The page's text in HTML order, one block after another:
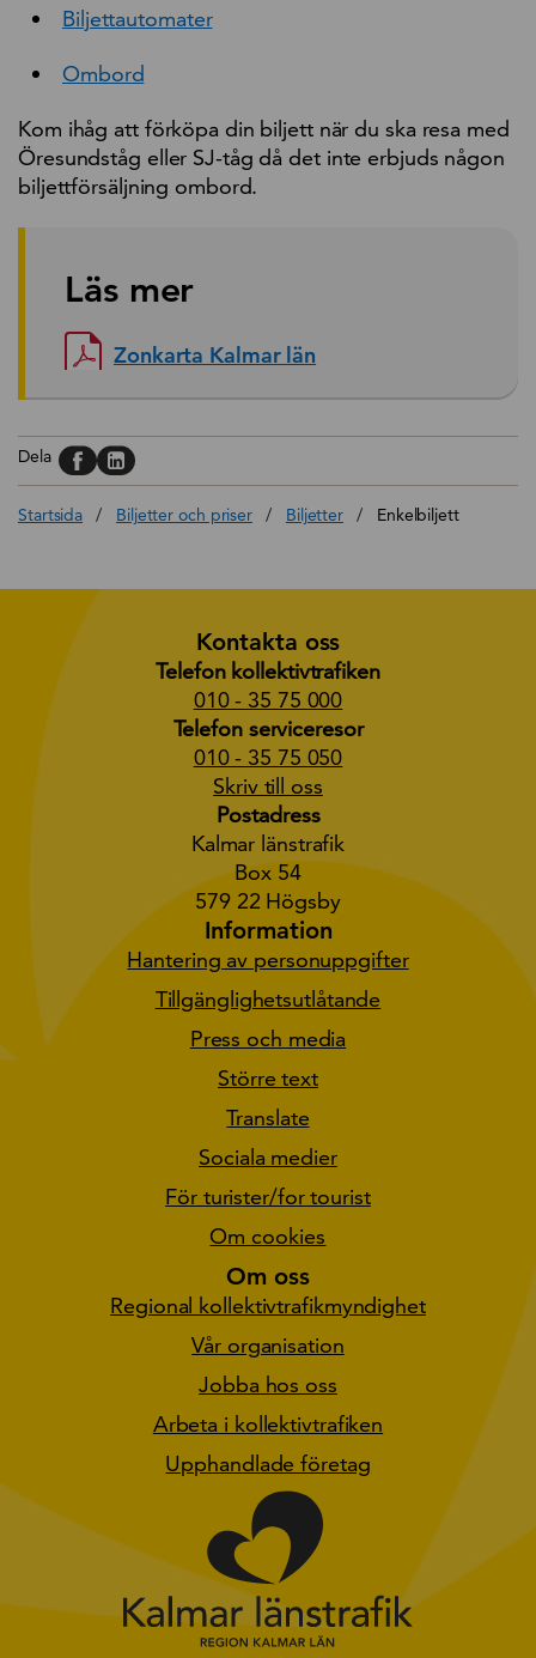
Biljettautomater
Ombord
Kom ihåg att förköpa din biljett när du ska resa med
Öresundståg eller SJ-tåg då det inte erbjuds någon
biljettförsäljning ombord.
Läs mer
Zonkarta Kalmar län
Dela Dela på, Facebook
Dela på, Linkedin
Startsida / Biljetter och priser / Biljetter / Enkelbiljett
Kontakta oss
Telefon kollektivtrafiken
010 - 35 75 000
Telefon serviceresor
010 - 35 75 050
Skriv till oss
Postadress
Kalmar länstrafik
Box 54
579 22 Högsby
Information
Hantering av personuppgifter
Tillgänglighetsutlåtande
Press och media
Större text
Translate
Sociala medier
För turister/for tourist
Om cookies
Om oss
Regional kollektivtrafikmyndighet
Vår organisation
Jobba hos oss
Arbeta i kollektivtrafiken
Upphandlade företag
Gå till